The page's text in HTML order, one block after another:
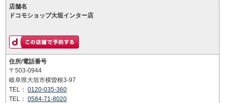
店舗名
ドコモショップ大垣インター店
住所/電話番号
〒503-0944
岐阜県大垣市横曽根3-97
TEL： 0120-035-360
TEL： 0584-71-8020